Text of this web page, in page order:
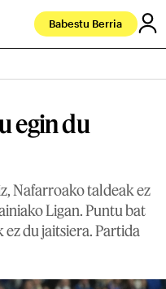
Babestu Berria
egin du
Nafarroako taldeak ez
Ligan. Puntu bat
du jaitsiera. Partida